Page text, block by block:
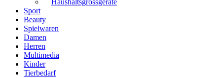
Haushaltsgrossgeräte
Sport
Beauty
Spielwaren
Damen
Herren
Multimedia
Kinder
Tierbedarf